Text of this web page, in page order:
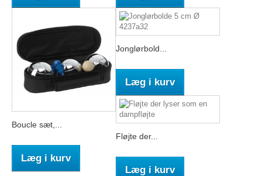
Boucle sæt,...
Læg i kurv
Jonglørbold...
Læg i kurv
Fløjte der...
Læg i kurv